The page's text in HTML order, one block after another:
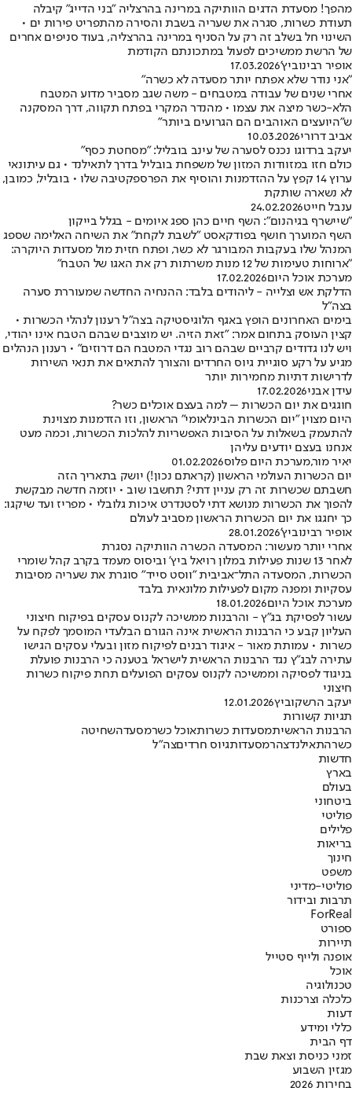
מהפך! מסעדת הדגים הוותיקה במרינה בהרצליה "בני הדייג" קיבלה
תעודת כשרות, סגרה את שעריה בשבת והסירה מהתפריט פירות ים •
השינוי חל בשלב זה רק על הסניף במרינה בהרצליה, בעוד סניפים אחרים
של הרשת ממשיכים לפעול במתכונתם הקודמת
אופיר רבינוביץ'17.03.2026
"אני נודר שלא אפתח יותר מסעדה לא כשרה"
אחרי שנים של עבודה במטבחים - משה שגב מסביר מדוע המטבח
הלא-כשר מיצה את עצמו • מהנדר המקרי בפתח תקווה, דרך המסקנה
ש"היועצים האוהבים הם הגרועים ביותר"
אביב דרורי10.03.2026
יעקב ברדוגו נכנס לסערה של עינב בובליל: "מסחטת כסף"
כולם חזו במזוודות המזון של משפחת בובליל בדרך לתאילנד • גם עיתונאי
ערוץ 14 קפץ על ההזדמנות והוסיף את הפרספקטיבה שלו • בובליל, כמובן,
לא נשארה שותקת
ענבל חייט24.02.2026
"שיישרף בגיהנום": השף חיים כהן ספג איומים - בגלל בייקון
השף המוערך חושף בפודקאסט "לשבת לקחת" את השיחה האלימה שספג
המנהל שלו בעקבות המבורגר לא כשר, ופתח חזית מול מסעדות היוקרה:
"ארוחות טעימות של 12 מנות משרתות רק את האגו של הטבח"
מערכת אוכל היום17.02.2026
הדלקת אש וצלייה - ליהודים בלבד: ההנחיה החדשה שמעוררת סערה
בצה"ל
בימים האחרונים הופץ באגף הלוגיסטיקה בצה"ל רענון לנהלי הכשרות •
קצין העוסק בתחום אמר: "זאת הזיה. יש מוצבים שבהם הטבח אינו יהודי,
ויש לנו גדודים קרביים שבהם רוב נגדי המטבח הם דרוזים" • רענון הנהלים
מגיע על רקע סוגיית גיוס החרדים והצורך להתאים את תנאי השירות
לדרישות דתיות מחמירות יותר
עידן אבני17.02.2026
חוגגים את יום הכשרות – למה בעצם אוכלים כשר?
היום מצוין "יום הכשרות הבינלאומי" הראשון, וזו הזדמנות מצוינת
להתעמק בשאלות על הסיבות האפשריות להלכות הכשרות, וכמה מעט
אנחנו בעצם יודעים עליהן
יאיר מור,מערכת היום פלוס01.02.2026
יום הכשרות העולמי הראשון (קראתם נכון!) יושק בתאריך הזה
חשבתם שכשרות זה רק עניין דתי? תחשבו שוב • יוזמה חדשה מבקשת
להפוך את הכשרות מנושא דתי לסטנדרט איכות גלובלי • מפריז ועד שיקגו:
כך יחגגו את יום הכשרות הראשון מסביב לעולם
אופיר רבינוביץ'28.01.2026
אחרי יותר מעשור: המסעדה הכשרה הוותיקה נסגרת
לאחר 13 שנות פעילות במלון רויאל ביץ’ וביסוס מעמד בקרב קהל שומרי
הכשרות, המסעדה התל־אביבית "ווסט סייד" סוגרת את שעריה מסיבות
עסקיות ומפנה מקום לפעילות מלונאית בלבד
מערכת אוכל היום18.01.2026
עשור לפסיקת בג"ץ - והרבנות ממשיכה לקנוס עסקים בפיקוח חיצוני
העליון קבע כי הרבנות הראשית אינה הגורם הבלעדי המוסמך לפקח על
כשרות • עמותת מאור - איגוד רבנים לפיקוח מזון ובעלי עסקים הגישו
עתירה לבג"ץ נגד הרבנות הראשית לישראל בטענה כי הרבנות פועלת
בניגוד לפסיקה וממשיכה לקנוס עסקים הפועלים תחת פיקוח כשרות
חיצוני
יעקב הרשקוביץ12.01.2026
תגיות קשורות
הרבנות הראשיתמסעדות כשרותאוכל כשרמסעדהשחיטה
כשרהתאילנדצהרמסעדותגיוס חרדיםצה"ל
חדשות
בארץ
בעולם
ביטחוני
פוליטי
פלילים
בריאות
חינוך
משפט
פוליטי-מדיני
תרבות ובידור
ForReal
ספורט
תיירות
אופנה ולייף סטייל
אוכל
טכנולוגיה
כלכלה וצרכנות
דעות
כללי ומידע
דף הבית
זמני כניסת וצאת שבת
מגזין השבוע
בחירות 2026